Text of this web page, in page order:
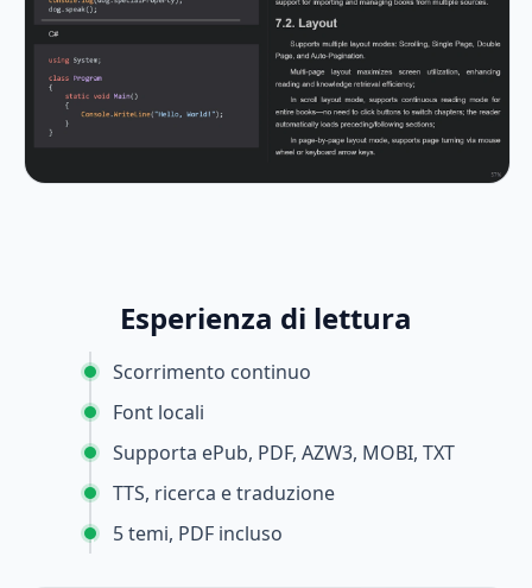
Esperienza di lettura
Scorrimento continuo
Font locali
Supporta ePub, PDF, AZW3, MOBI, TXT
TTS, ricerca e traduzione
5 temi, PDF incluso